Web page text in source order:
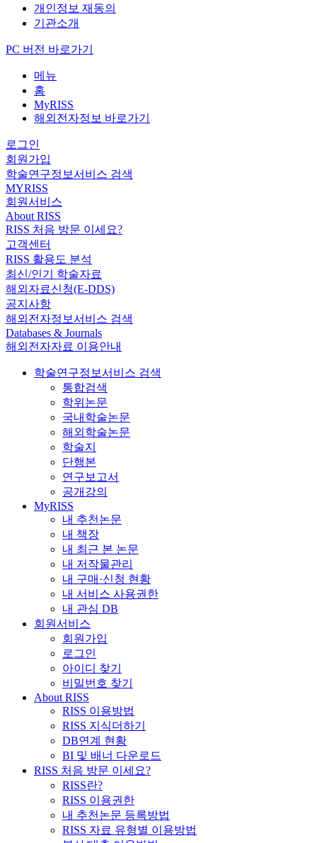
개인정보 재동의
기관소개
PC 버전 바로가기
메뉴
홈
MyRISS
해외전자정보 바로가기
로그인
회원가입
학술연구정보서비스 검색
MYRISS
회원서비스
About RISS
RISS 처음 방문 이세요?
고객센터
RISS 활용도 분석
최신/인기 학술자료
해외자료신청(E-DDS)
공지사항
해외전자정보서비스 검색
Databases & Journals
해외전자자료 이용안내
학술연구정보서비스 검색
통합검색
학위논문
국내학술논문
해외학술논문
학술지
단행본
연구보고서
공개강의
MyRISS
내 추천논문
내 책장
내 최근 본 논문
내 저작물관리
내 구매·신청 현황
내 서비스 사용권한
내 관심 DB
회원서비스
회원가입
로그인
아이디 찾기
비밀번호 찾기
About RISS
RISS 이용방법
RISS 지식더하기
DB연계 현황
BI 및 배너 다운로드
RISS 처음 방문 이세요?
RISS란?
RISS 이용권한
내 추천논문 등록방법
RISS 자료 유형별 이용방법